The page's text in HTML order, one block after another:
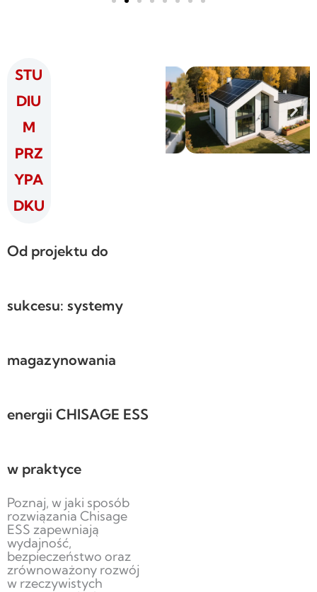
STU
DIU
M
PRZ
YPA
DKU
Od projektu do
sukcesu: systemy
magazynowania
energii CHISAGE ESS
w praktyce
Poznaj, w jaki sposób
rozwiązania Chisage
ESS zapewniają
wydajność,
bezpieczeństwo oraz
zrównoważony rozwój
w rzeczywistych